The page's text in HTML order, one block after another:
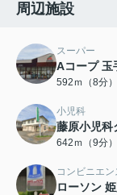
周辺施設
スーパー
Aコープ 玉
592ｍ（8分）
小児科
藤原小児科
642ｍ（9分）
コンビニエ
ローソン